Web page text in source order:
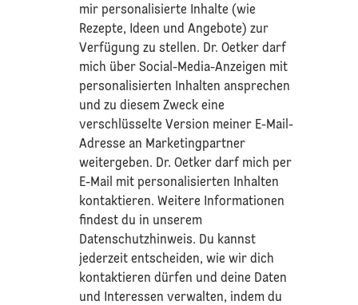
mir personalisierte Inhalte (wie
Rezepte, Ideen und Angebote) zur
Verfügung zu stellen. Dr. Oetker darf
mich über Social-Media-Anzeigen mit
personalisierten Inhalten ansprechen
und zu diesem Zweck eine
verschlüsselte Version meiner E-Mail-
Adresse an Marketingpartner
weitergeben. Dr. Oetker darf mich per
E-Mail mit personalisierten Inhalten
kontaktieren. Weitere Informationen
findest du in unserem
Datenschutzhinweis. Du kannst
jederzeit entscheiden, wie wir dich
kontaktieren dürfen und deine Daten
und Interessen verwalten, indem du